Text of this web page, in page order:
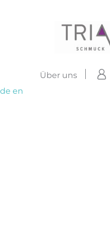
Über uns
de en